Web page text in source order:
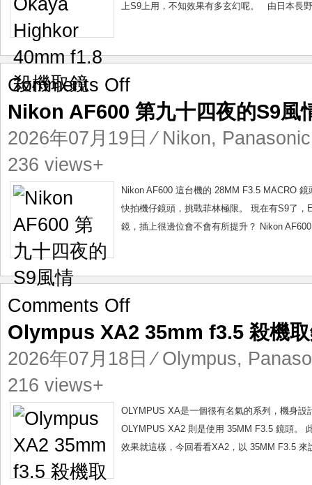
鏡
上S9上用，不知效果有多玄幻呢。 由日本長
Comments Offon
AF600
九
夜
的
風
Nikon AF600 第九十四夜的S9風
2026年07月19日 ⁄ Nikon,
236 views+
Nikon AF600 這台機的 28MM F3.5 MACRO
快拍機仔鏡頭，挑戰菲林極限。 現在有S9了
鏡，插上很邊位會不會有所提升？ Nikon
Comments Offon
XA2
f3.5
取
Olympus XA2 35mm f3.5 殺機
2026年07月18日 ⁄ Olympus,
216 views+
OLYMPUS XA是一個很有名氣的系列，機身
OLYMPUS XA2 則是使用 35MM F3.5 鏡頭。
效果就這樣，今回看看XA2，以 35MM F3.5